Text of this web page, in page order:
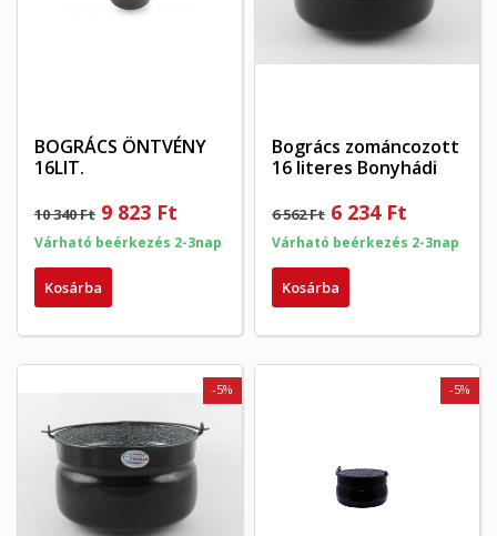
BOGRÁCS ÖNTVÉNY
16LIT.
10 340 Ft 9 823 Ft
Várható beérkezés 2-3nap
Kosárba
Bogrács zománcozott
16 literes Bonyhádi
6 562 Ft 6 234 Ft
Várható beérkezés 2-3nap
Kosárba
-5% -5%